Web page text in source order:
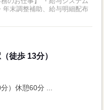
徒歩 13分）
）休憩60分 ...